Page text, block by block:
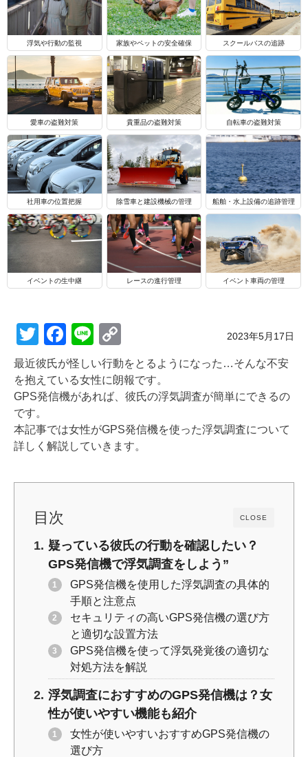
浮気や行動の監視 家族やペットの安全確保 スクールバスの追跡
愛車の盗難対策 貴重品の盗難対策 自転車の盗難対策
社用車の位置把握 除雪車と建設機械の管理 船舶・水上設備の追跡管理
イベントの生中継 レースの進行管理 イベント車両の管理
2023年5月17日
T
wi
tt
er
F
a
c
e
b
o
k
Li
n
e
o
p
y
Li
n
最近彼氏が怪しい行動をとるようになった…そんな不安
を抱えている女性に朗報です。
GPS発信機があれば、彼氏の浮気調査が簡単にできるの
です。
本記事では女性がGPS発信機を使った浮気調査について
詳しく解説していきます。
CLOSE
目次
疑っている彼氏の行動を確認したい？
GPS発信機で浮気調査をしよう”
GPS発信機を使用した浮気調査の具体的
手順と注意点
セキュリティの高いGPS発信機の選び方
と適切な設置方法
GPS発信機を使って浮気発覚後の適切な
対処方法を解説
浮気調査におすすめのGPS発信機は？女
性が使いやすい機能も紹介
女性が使いやすいおすすめGPS発信機の
選び方